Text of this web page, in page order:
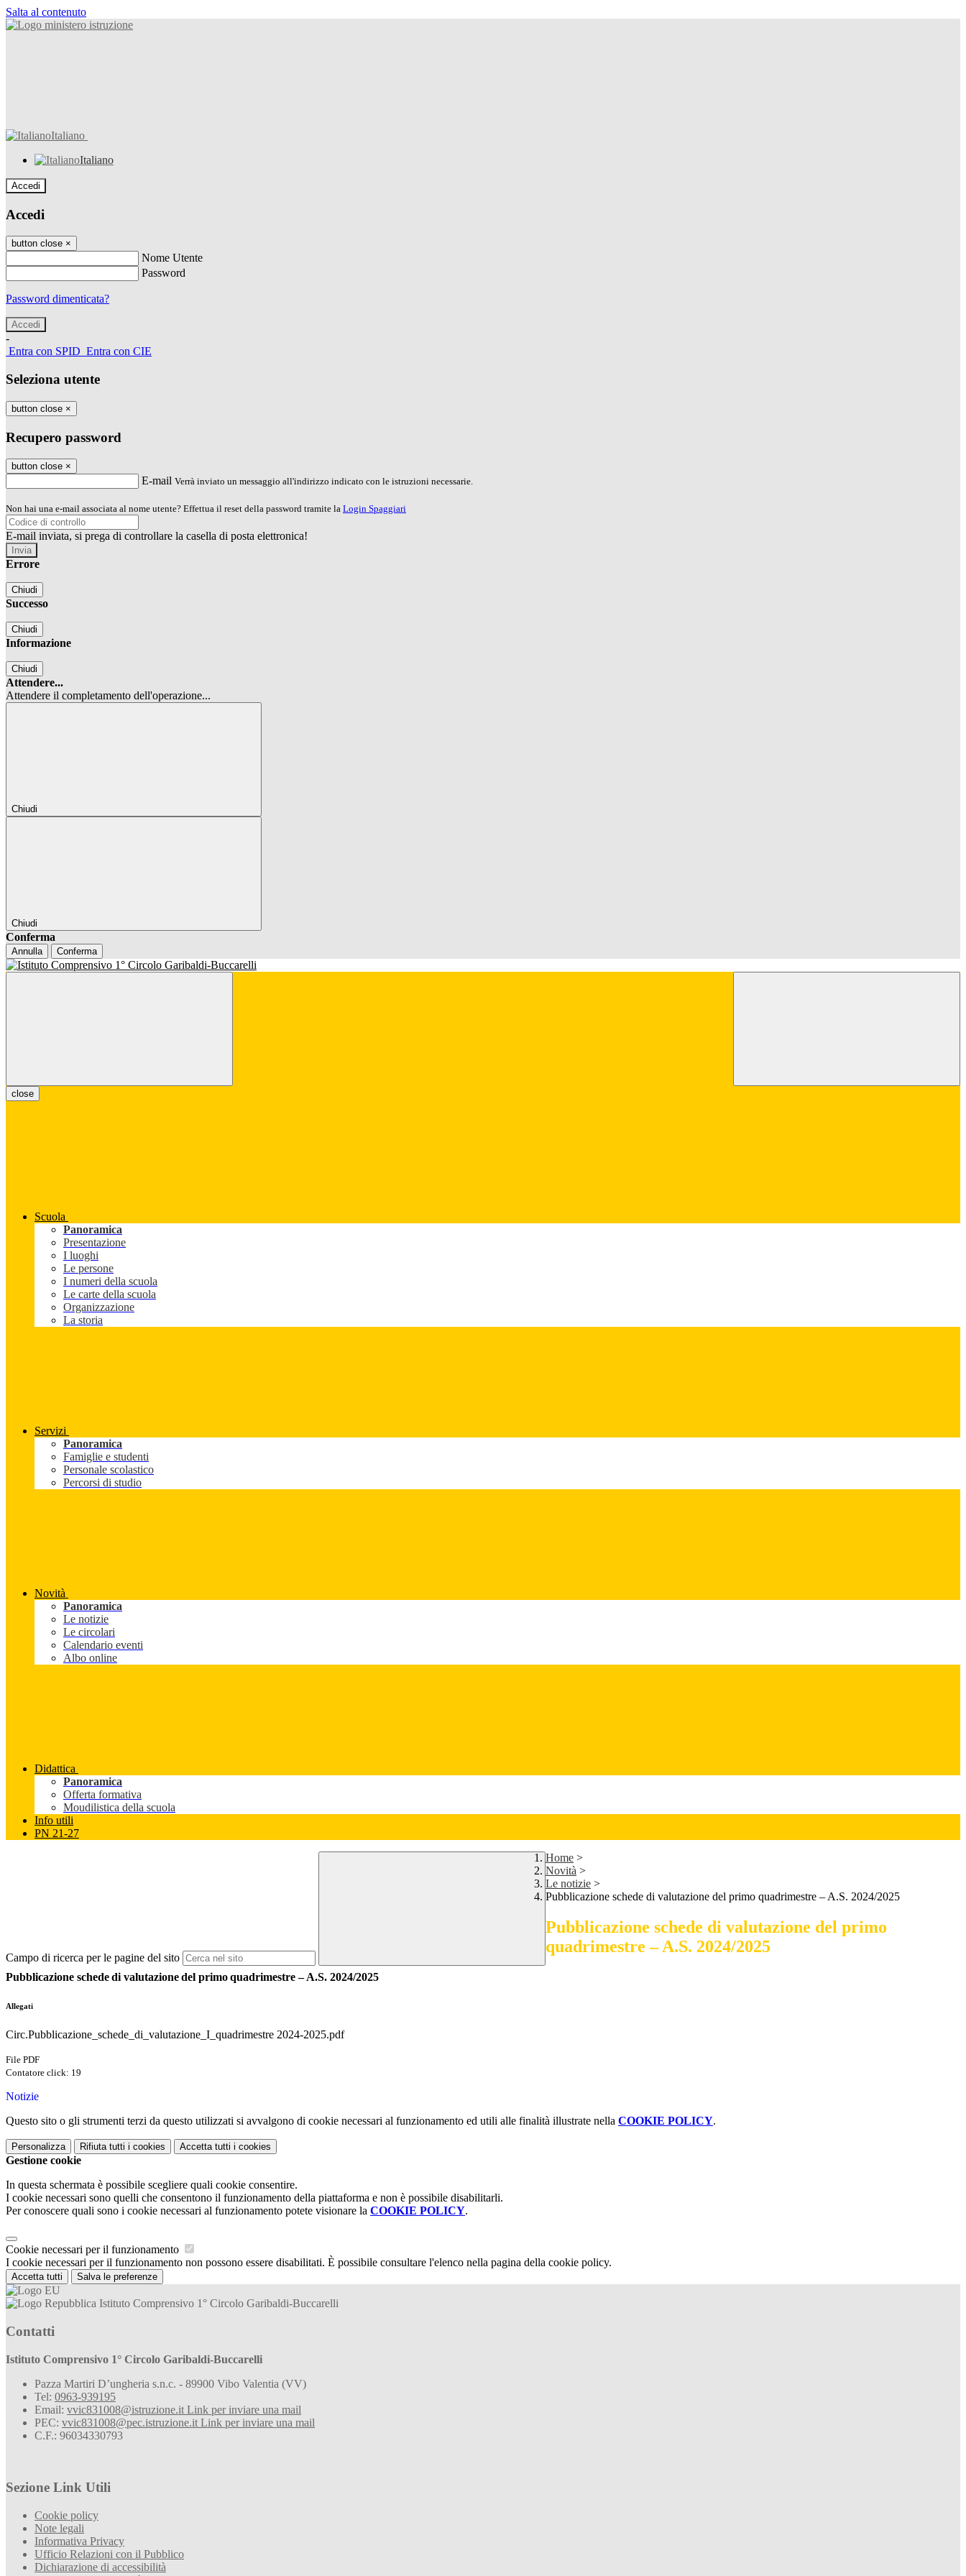
Salta al contenuto
Italiano
Italiano
Accedi
Accedi
button close ×
Nome Utente
Password
Password dimenticata?
-
Entra con SPID Entra con CIE
Seleziona utente
button close ×
Recupero password
button close ×
E-mail Verrà inviato un messaggio all'indirizzo indicato con le istruzioni necessarie.
Non hai una e-mail associata al nome utente? Effettua il reset della password tramite la Login Spaggiari
E-mail inviata, si prega di controllare la casella di posta elettronica!
Errore
Chiudi
Successo
Chiudi
Informazione
Chiudi
Attendere...
Attendere il completamento dell'operazione...
Chiudi
Chiudi
Conferma
Annulla Conferma
close
Scuola
Panoramica
Presentazione
I luoghi
Le persone
I numeri della scuola
Le carte della scuola
Organizzazione
La storia
Servizi
Panoramica
Famiglie e studenti
Personale scolastico
Percorsi di studio
Novità
Panoramica
Le notizie
Le circolari
Calendario eventi
Albo online
Didattica
Panoramica
Offerta formativa
Moudilistica della scuola
Info utili
PN 21-27
Campo di ricerca per le pagine del sito
Home >
Novità >
Le notizie >
Pubblicazione schede di valutazione del primo quadrimestre – A.S. 2024/2025
Pubblicazione schede di valutazione del primo
quadrimestre – A.S. 2024/2025
Pubblicazione schede di valutazione del primo quadrimestre – A.S. 2024/2025
Allegati
Circ.Pubblicazione_schede_di_valutazione_I_quadrimestre 2024-2025.pdf
File PDF
Contatore click: 19
Notizie
Questo sito o gli strumenti terzi da questo utilizzati si avvalgono di cookie necessari al funzionamento ed utili alle finalità illustrate nella COOKIE POLICY.
Personalizza Rifiuta tutti i cookies Accetta tutti i cookies
Gestione cookie
In questa schermata è possibile scegliere quali cookie consentire.
I cookie necessari sono quelli che consentono il funzionamento della piattaforma e non è possibile disabilitarli.
Per conoscere quali sono i cookie necessari al funzionamento potete visionare la COOKIE POLICY.
Cookie necessari per il funzionamento
I cookie necessari per il funzionamento non possono essere disabilitati. È possibile consultare l'elenco nella pagina della cookie policy.
Accetta tutti Salva le preferenze
Istituto Comprensivo 1° Circolo Garibaldi-Buccarelli
Contatti
Istituto Comprensivo 1° Circolo Garibaldi-Buccarelli
Pazza Martiri D’ungheria s.n.c. - 89900 Vibo Valentia (VV)
Tel: 0963-939195
Email: vvic831008@istruzione.it Link per inviare una mail
PEC: vvic831008@pec.istruzione.it Link per inviare una mail
C.F.: 96034330793
Sezione Link Utili
Cookie policy
Note legali
Informativa Privacy
Ufficio Relazioni con il Pubblico
Dichiarazione di accessibilità